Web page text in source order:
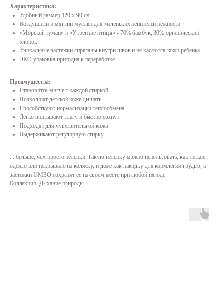
Характеристика:
Удобный размер 120 х 90 см
Воздушный и мягкий муслин для маленьких ценителей нежности
«Морской туман» и «Утренние птицы» - 70% бамбук, 30% органический
хлопок
Уникальные застежки спрятаны внутри швов и не касаются кожи ребенка
ЭКО упаковка пригодна к переработке
Преимущества:
Становятся мягче с каждой стиркой
Позволяют детской коже дышать
Способствуют нормализации теплообмена
Легко впитывают влагу и быстро сохнут
Подходят для чувствительной кожи
Выдерживают регулярную стирку
... больше, чем просто пеленки. Такую пеленку можно использовать, как легкое
одеяло или покрывало на коляску, и даже как накидку для кормления грудью, а
застежки UMBO сохранят ее на своем месте при любой погоде.
Коллекция: Дыхание природы